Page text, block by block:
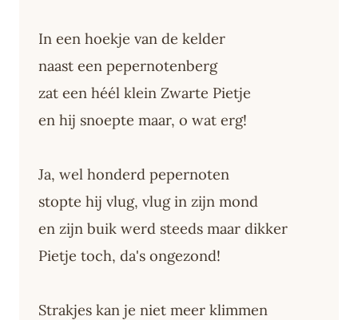
In een hoekje van de kelder
naast een pepernotenberg
zat een héél klein Zwarte Pietje
en hij snoepte maar, o wat erg!
Ja, wel honderd pepernoten
stopte hij vlug, vlug in zijn mond
en zijn buik werd steeds maar dikker
Pietje toch, da's ongezond!
Strakjes kan je niet meer klimmen